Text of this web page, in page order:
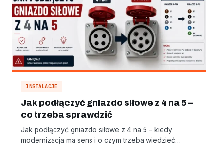
INSTALACJE
Jak podłączyć gniazdo siłowe z 4 na 5 –
co trzeba sprawdzić
Jak podłączyć gniazdo siłowe z 4 na 5 – kiedy
modernizacja ma sens i o czym trzeba wiedzieć…